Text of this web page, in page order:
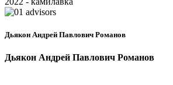
Дьякон Андрей Павлович Романов
Дьякон Андрей Павлович Романов